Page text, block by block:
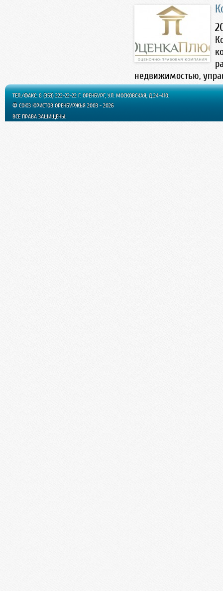
недвижимостью,
ТЕЛ./ФАКС: 8 (353) 222-22-22 Г. ОРЕНБУРГ, УЛ. МОСКОВСКАЯ, Д.24-410.
© СОЮЗ ЮРИСТОВ ОРЕНБУРЖЬЯ 2003 - 2026
ВСЕ ПРАВА ЗАЩИЩЕНЫ.